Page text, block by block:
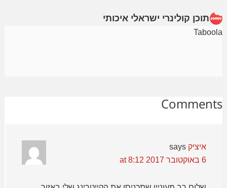
תוכן קולינרי ישראלי איכותי
Taboola
Comments
איציק says
6 באוקטובר 2017 at 8:12